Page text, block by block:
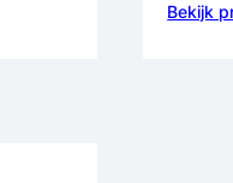
Bekijk